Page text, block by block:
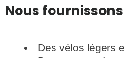
Nous fournissons
Des vélos légers